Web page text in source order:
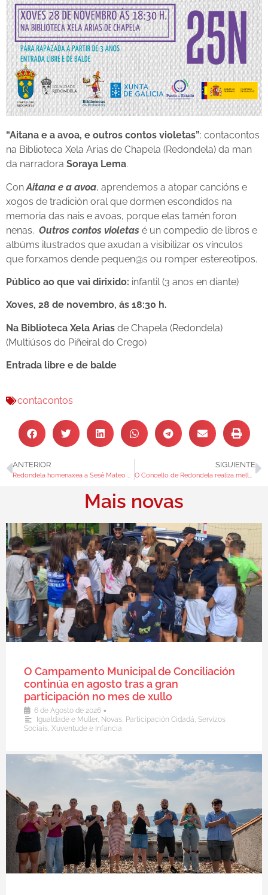
“Aitana e a avoa, e outros contos violetas”: contacontos
na Biblioteca Xela Arias de Chapela (Redondela) da man
da narradora Soraya Lema.
ConAitana e a avoa, aprendemos a atopar cancións e
xogos de tradición oral que dormen escondidos na
memoria das nais e avoas, porque elas tamén foron
nenas. Outros contos violetas é un compedio de libros e
albúms ilustrados que axudan a visibilizar os vínculos
que forxamos dende pequen@s ou romper estereotipos.
Público ao que vai dirixido: infantil (3 anos en diante)
Xoves, 28 de novembro, ás 18:30 h.
Na Biblioteca Xela Arias de Chapela (Redondela)
(Multiúsos do Piñeiral do Crego)
Entrada libre e de balde
contacontos
ANTERIOR SIGUIENTE
Mais novas
O Campamento Municipal de Conciliación
continúa en agosto tras a gran
participación no mes de xullo
6 de Agosto de 2026 •
Igualdade e Muller, Novas Participación Cidadá Servizos
Sociais Xuventude e Infancia